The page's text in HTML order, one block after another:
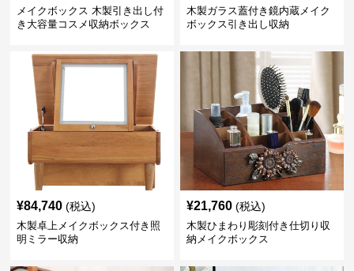
メイクボックス 木製引き出し付
き大容量コスメ収納ボックス
木製ガラス蓋付き鏡内蔵メイク
ボックス引き出し収納
¥84,740 (税込)
木製卓上メイクボックス付き照
明ミラー収納
¥21,760 (税込)
木製ひまわり彫刻付き仕切り収
納メイクボックス